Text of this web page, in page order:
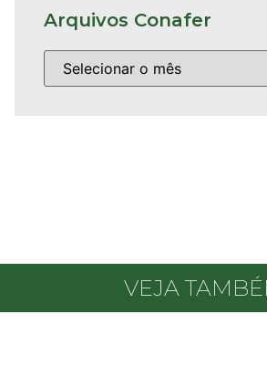
Arquivos Conafer
VEJA